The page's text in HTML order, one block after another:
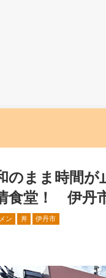
のまま時間
食堂！ 伊丹
ン 丼 伊丹市